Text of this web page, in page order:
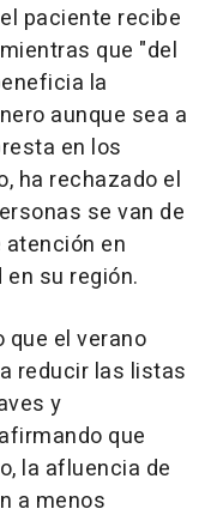
paciente recibe
que "del
la
aunque sea a
en los
ha rechazado el
se van de
en
su región.
que el verano
reducir las listas
y
que
la afluencia de
a menos